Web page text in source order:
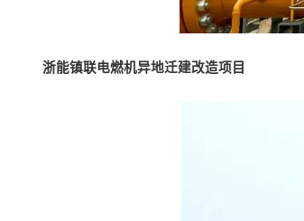
浙能镇联电燃机异地迁建改造项目